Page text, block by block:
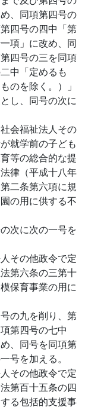
、同項第四号の
四号の四中「第
項」に改め、同
四号の三を同項
中「定めるも
のを除く。）」
し、同号の次に
会福祉法人その
就学前の子ども
等の総合的な提
律（平成十八年
二条第六項に規
の用に供する不
次に次の一号を
その他政令で定
第六条の三第十
保育事業の用に
の九を削り、第
第四号の七中
、同号を同項第
号を加える。
その他政令で定
第百十五条の四
る包括的支援事